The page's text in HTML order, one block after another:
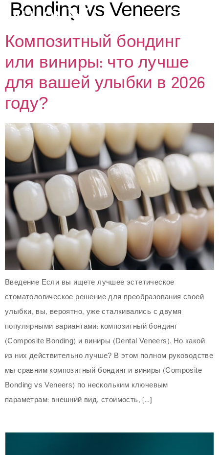
Bonding vs Veneers
Композитный бондинг
или виниры: что лучше
для вашей улыбки в 2026
году?
Введение Если вы ищете лучшее эстетическое
стоматологическое решение для преобразования своей
улыбки, вы, вероятно, уже сталкивались с двумя
популярными вариантами: композитный бондинг
(Composite Bonding) и виниры (Dental Veneers). Но какой
из них действительно лучше? В этом полном руководстве
мы сравним композитный бондинг и виниры (Composite
Bonding vs Veneers) по нескольким ключевым
параметрам: внешний вид, стоимость, […]